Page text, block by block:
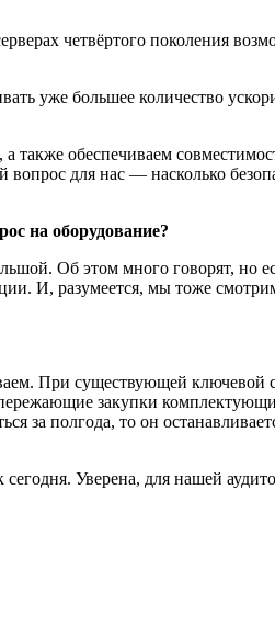
четвёртого поколения
уже большее количество
также обеспечиваем
для нас — насколько
на оборудование?
Об этом много говорят, но
И, разумеется, мы тоже
При существующей ключевой
закупки
за полгода, то он
Уверена, для нашей